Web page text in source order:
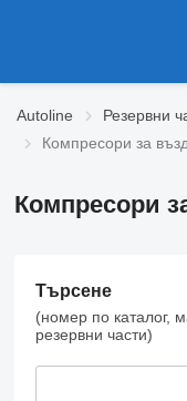
Autoline Резервни
Компресори за
Компресори
Търсене
(номер по каталог,
резервни части)